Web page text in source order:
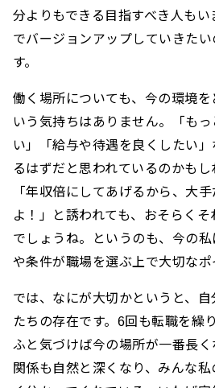
分よりもできる目指すべき人も
でバージョンアップしていきた
す。
働く場所についても、今の環境を
いう気持ちはありません。「も
い」「給与や待遇を良くしたい
るはずだと思われているのかも
「年収倍にしてあげるから、大
よ！」と誘われても、おそらく
でしょうね。というのも、今の
や条件が職場を選ぶ上で大切なポ
では、なにが大切かというと、
たちの存在です。6回も転職を繰
ふと気づけば今の場所が一番長
関係も自然と深くなり、みんな